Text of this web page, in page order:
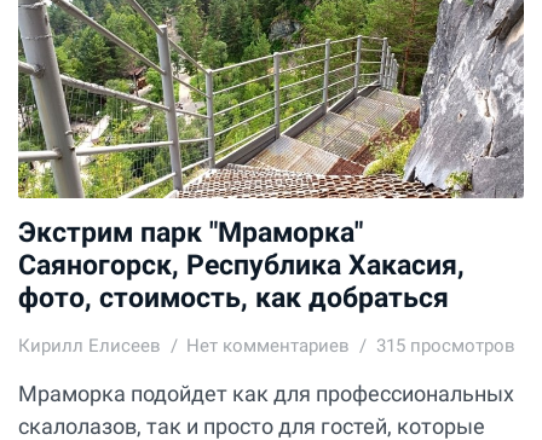
Экстрим парк "Мраморка"
Саяногорск, Республика Хакасия,
фото, стоимость, как добраться
Кирилл Елисеев Нет комментариев 315 просмотров
Мраморка подойдет как для профессиональных
скалолазов, так и просто для гостей, которые